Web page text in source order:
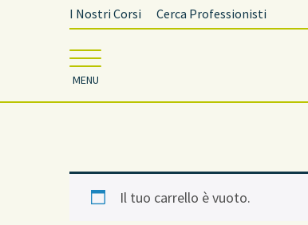
I Nostri Corsi Cerca Professionisti
MENU
Il tuo carrello è vuoto.